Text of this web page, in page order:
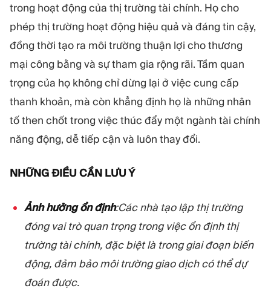
trong hoạt động của thị trường tài chính. Họ cho
phép thị trường hoạt động hiệu quả và đáng tin cậy,
đồng thời tạo ra môi trường thuận lợi cho thương
mại công bằng và sự tham gia rộng rãi. Tầm quan
trọng của họ không chỉ dừng lại ở việc cung cấp
thanh khoản, mà còn khẳng định họ là những nhân
tố then chốt trong việc thúc đẩy một ngành tài chính
năng động, dễ tiếp cận và luôn thay đổi.
NHỮNG ĐIỀU CẦN LƯU Ý
Ảnh hưởng ổn định:Các nhà tạo lập thị trường
đóng vai trò quan trọng trong việc ổn định thị
trường tài chính, đặc biệt là trong giai đoạn biến
động, đảm bảo môi trường giao dịch có thể dự
đoán được.